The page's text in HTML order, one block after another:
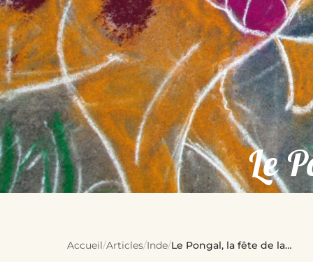
Le
Accueil/Articles/Inde/Le Pongal, la fête de la…